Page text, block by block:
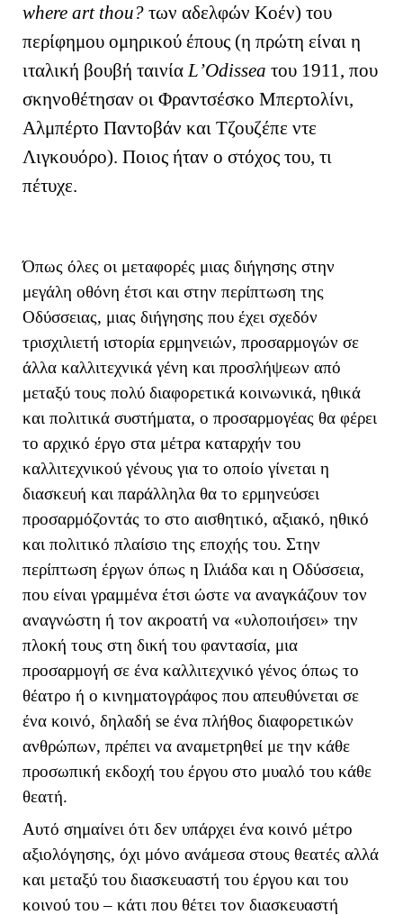
where art thou? των αδελφών Κοέν) του
περίφημου ομηρικού έπους (η πρώτη είναι η
ιταλική βουβή ταινία L’Odissea του 1911, που
σκηνοθέτησαν οι Φραντσέσκο Μπερτολίνι,
Αλμπέρτο Παντοβάν και Τζουζέπε ντε
Λιγκουόρο). Ποιος ήταν ο στόχος του, τι
πέτυχε.
Όπως όλες οι μεταφορές μιας διήγησης στην
μεγάλη οθόνη έτσι και στην περίπτωση της
Οδύσσειας, μιας διήγησης που έχει σχεδόν
τρισχιλιετή ιστορία ερμηνειών, προσαρμογών σε
άλλα καλλιτεχνικά γένη και προσλήψεων από
μεταξύ τους πολύ διαφορετικά κοινωνικά, ηθικά
και πολιτικά συστήματα, ο προσαρμογέας θα φέρει
το αρχικό έργο στα μέτρα καταρχήν του
καλλιτεχνικού γένους για το οποίο γίνεται η
διασκευή και παράλληλα θα το ερμηνεύσει
προσαρμόζοντάς το στο αισθητικό, αξιακό, ηθικό
και πολιτικό πλαίσιο της εποχής του. Στην
περίπτωση έργων όπως η Ιλιάδα και η Οδύσσεια,
που είναι γραμμένα έτσι ώστε να αναγκάζουν τον
αναγνώστη ή τον ακροατή να «υλοποιήσει» την
πλοκή τους στη δική του φαντασία, μια
προσαρμογή σε ένα καλλιτεχνικό γένος όπως το
θέατρο ή ο κινηματογράφος που απευθύνεται σε
ένα κοινό, δηλαδή se ένα πλήθος διαφορετικών
ανθρώπων, πρέπει να αναμετρηθεί με την κάθε
προσωπική εκδοχή του έργου στο μυαλό του κάθε
θεατή.
Αυτό σημαίνει ότι δεν υπάρχει ένα κοινό μέτρο
αξιολόγησης, όχι μόνο ανάμεσα στους θεατές αλλά
και μεταξύ του διασκευαστή του έργου και του
κοινού του – κάτι που θέτει τον διασκευαστή